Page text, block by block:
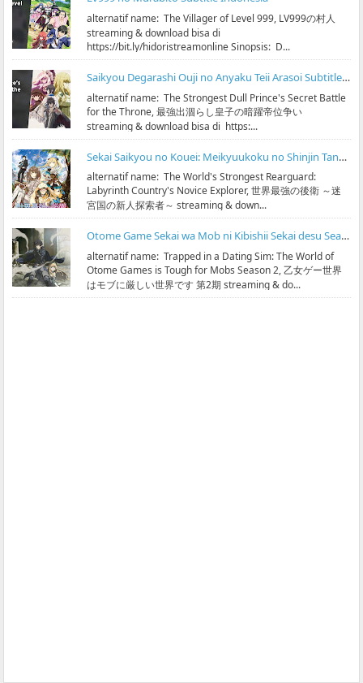
alternatif name: The Villager of Level 999, LV999の村人
streaming & download bisa di
https://bit.ly/hidoristreamonline Sinopsis: D...
Saikyou Degarashi Ouji no Anyaku Teii Arasoi Subtitle Indonesia
alternatif name: The Strongest Dull Prince's Secret Battle
for the Throne, 最強出涸らし皇子の暗躍帝位争い
streaming & download bisa di https:...
Sekai Saikyou no Kouei: Meikyuukoku no Shinjin Tansakusha Subtitle Indonesia
alternatif name: The World's Strongest Rearguard:
Labyrinth Country's Novice Explorer, 世界最強の後衛 ～迷
宮国の新人探索者～ streaming & down...
Otome Game Sekai wa Mob ni Kibishii Sekai desu Season 2 Subtitle Indonesia
alternatif name: Trapped in a Dating Sim: The World of
Otome Games is Tough for Mobs Season 2, 乙女ゲー世界
はモブに厳しい世界です 第2期 streaming & do...